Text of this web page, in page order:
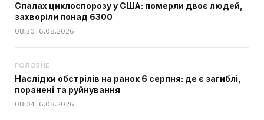
Спалах циклоспорозу у США: померли двоє людей,
захворіли понад 6300
08:30 | 6.08.2026
ГОЛОВНЕ
Наслідки обстрілів на ранок 6 серпня: де є загиблі,
поранені та руйнування
08:04 | 6.08.2026